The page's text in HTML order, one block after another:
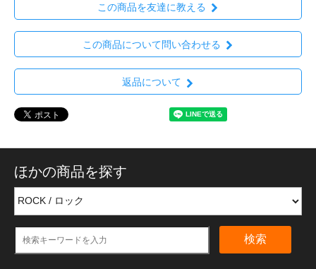
この商品を友達に教える
この商品について問い合わせる
返品について
ほかの商品を探す
検索